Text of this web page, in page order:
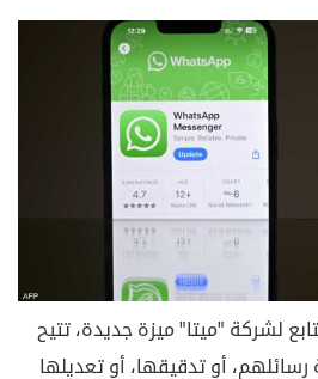
لشركة "ميتا" ميزة جديدة، تتيح
أو تدقيقها، أو تعديلها